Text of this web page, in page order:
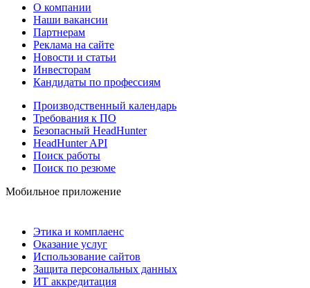
О компании
Наши вакансии
Партнерам
Реклама на сайте
Новости и статьи
Инвесторам
Кандидаты по профессиям
Производственный календарь
Требования к ПО
Безопасный HeadHunter
HeadHunter API
Поиск работы
Поиск по резюме
Мобильное приложение
Этика и комплаенс
Оказание услуг
Использование сайтов
Защита персональных данных
ИТ аккредитация